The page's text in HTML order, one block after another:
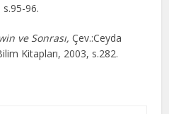
96.
ve Sonrası, Çev.:Ceyda
Kitapları, 2003, s.282.